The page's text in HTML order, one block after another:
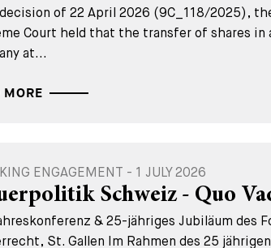
of 22 April 2026 (9C_118/2025),
Court held that the transfer of shares in
at...
MORE
ENGAGEMENT - 1 JULY 2026
Schweiz - Quo
& 25-jähriges Jubiläum des
St. Gallen Im Rahmen des 25